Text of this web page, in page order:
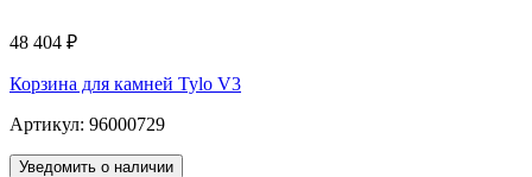
48 404 ₽
Корзина для камней Tylo V3
Артикул: 96000729
Уведомить о наличии